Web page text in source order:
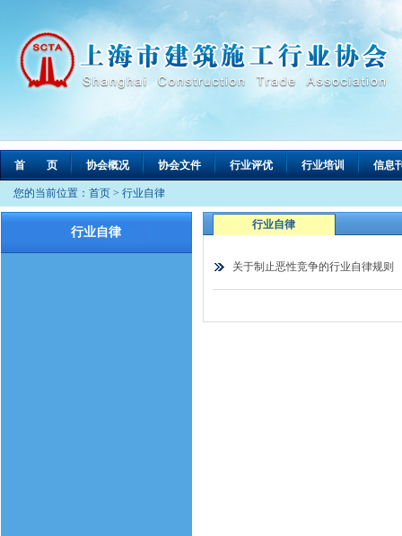
首 页 协会概况 协会文件 行业评优 行业培训 信息
您的当前位置： 首页 > 行业自律
行业自律
行业自律
关于制止恶性竞争的行业自律规则